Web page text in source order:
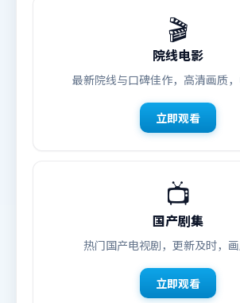
🎬
院线电影
最新院线与口碑佳作，高清画质
立即观看
📺
国产剧集
热门国产电视剧，更新及时，
立即观看